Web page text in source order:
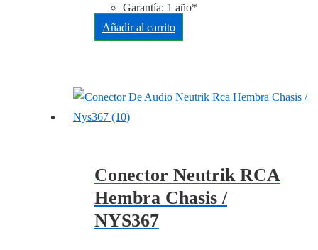
Garantía: 1 año*
Añadir al carrito
Conector Neutrik RCA
Hembra Chasis /
NYS367